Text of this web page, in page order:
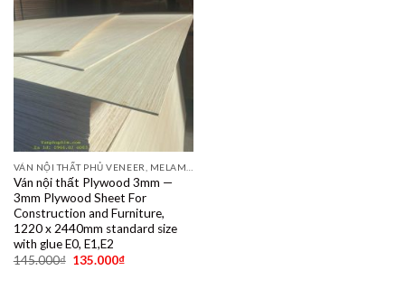
Ván nội thất Plywood 3mm —
3mm Plywood Sheet For
Construction and Furniture,
1220 x 2440mm standard size
with glue E0, E1,E2
145.000₫ 135.000₫